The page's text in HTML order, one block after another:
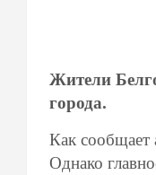
Жители
города.
Как сообщает
Однако